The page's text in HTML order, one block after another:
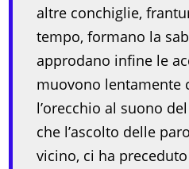
altre conchiglie,
tempo, formano la
approdano infine le
muovono lentamente
l’orecchio al suono
che l’ascolto delle
vicino, ci ha